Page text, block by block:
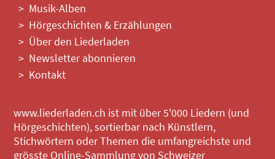
Musik-Alben
Hörgeschichten & Erzählungen
Über den Liederladen
Newsletter abonnieren
Kontakt
www.liederladen.ch ist mit über 5'000 Liedern (und
Hörgeschichten), sortierbar nach Künstlern,
Stichwörtern oder Themen die umfangreichste und
grösste Online-Sammlung von Schweizer